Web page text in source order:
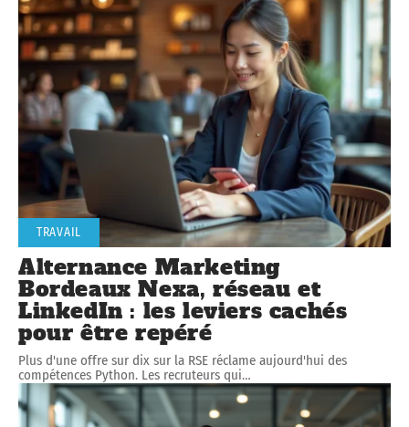
TRAVAIL
Alternance Marketing
Bordeaux Nexa, réseau et
LinkedIn : les leviers cachés
pour être repéré
Plus d'une offre sur dix sur la RSE réclame aujourd'hui des
compétences Python. Les recruteurs qui…